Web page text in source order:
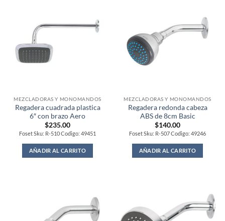
MEZCLADORAS Y MONOMANDOS
Regadera cuadrada plastica
6″ con brazo Aero
$235.00
Foset Sku: R-510 Codigo: 49451
AÑADIR AL CARRITO
MEZCLADORAS Y MONOMANDOS
Regadera redonda cabeza
ABS de 8cm Basic
$140.00
Foset Sku: R-507 Codigo: 49246
AÑADIR AL CARRITO